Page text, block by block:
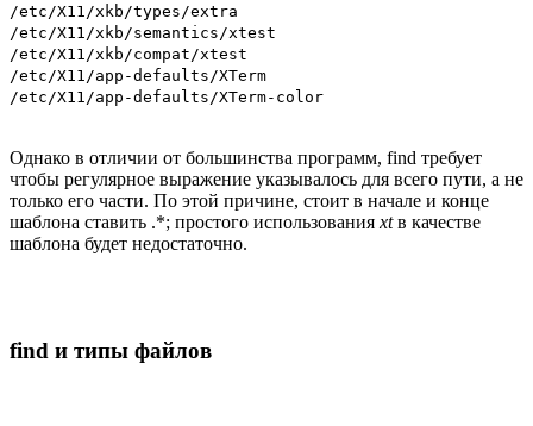
/etc/X11/xkb/types/extra
/etc/X11/xkb/semantics/xtest
/etc/X11/xkb/compat/xtest
/etc/X11/app-defaults/XTerm
/etc/X11/app-defaults/XTerm-color
Однако в отличии от большинства программ, find требует
чтобы регулярное выражение указывалось для всего пути, а не
только его части. По этой причине, стоит в начале и конце
шаблона ставить .*; простого использования xtв качестве
шаблона будет недостаточно.
find и типы файлов